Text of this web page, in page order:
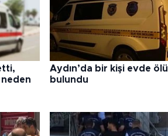
neden
Aydın’da bir kişi evde ölü
bulundu